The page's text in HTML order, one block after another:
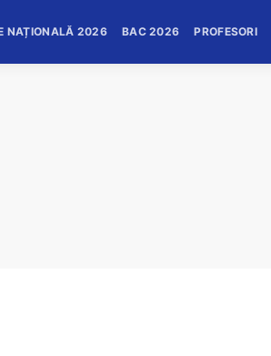
NAȚIONALĂ 2026 BAC 2026 PROFESORI